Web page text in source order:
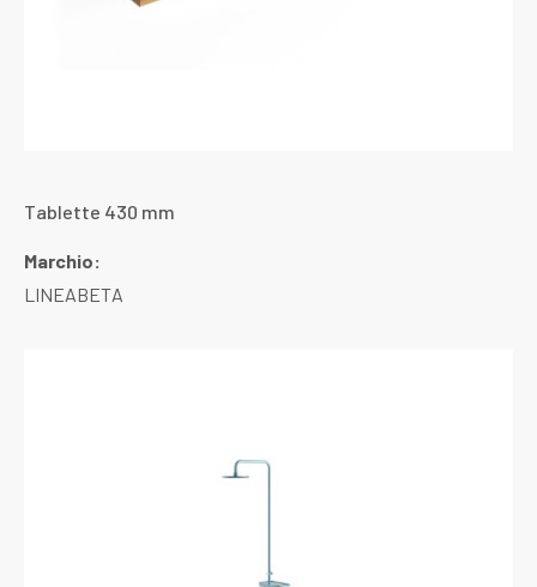
Tablette 430 mm
Marchio:
LINEABETA